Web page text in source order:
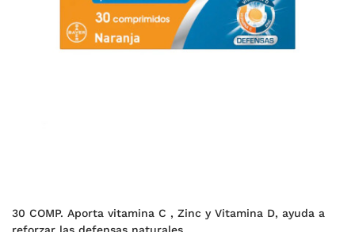
30 COMP. Aporta vitamina C , Zinc y Vitamina D, ayuda a